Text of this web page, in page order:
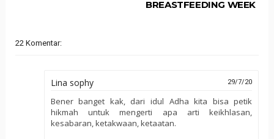
BREASTFEEDING WEEK
22 Komentar:
Lina sophy 29/7/20
Bener banget kak, dari idul Adha kita bisa petik
hikmah untuk mengerti apa arti keikhlasan,
kesabaran, ketakwaan, ketaatan.